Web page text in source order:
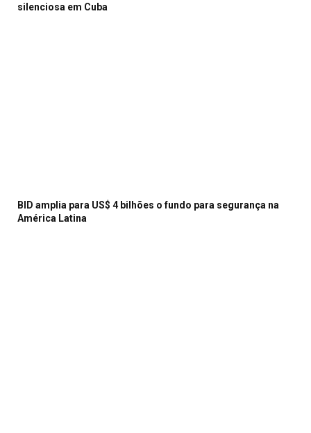
silenciosa em Cuba
BID amplia para US$ 4 bilhões o fundo para segurança na
América Latina